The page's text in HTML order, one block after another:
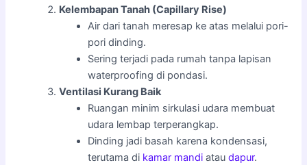
Kelembapan Tanah (Capillary Rise)
Air dari tanah meresap ke atas melalui pori-
pori dinding.
Sering terjadi pada rumah tanpa lapisan
waterproofing di pondasi.
Ventilasi Kurang Baik
Ruangan minim sirkulasi udara membuat
udara lembap terperangkap.
Dinding jadi basah karena kondensasi,
terutama di kamar mandi ataudapur.